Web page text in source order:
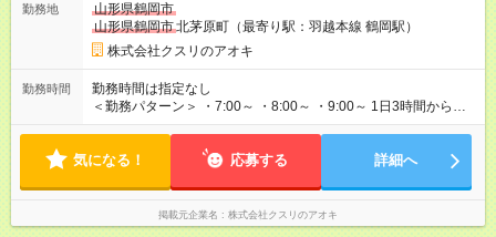
★下記当社条件に対応できる方は時給――― 8:00～17:00＋68円
★当社条件★ 近隣店舗へのヘルプが可能な方 【試用期間】試用
期間なし
勤務地
山形県鶴岡市
山形県鶴岡市北茅原町（最寄り駅：羽越本線 鶴岡駅）
株式会社クスリのアオキ
勤務時間
勤務時間は指定なし
＜勤務パターン＞ ・7:00～ ・8:00～ ・9:00～ 1日3時間からの
勤務OK！ 週3日以上勤務可能な方 ※1日の実働時間が法定労働時
気になる！ 応募する 詳細へ
掲載元企業名 株式会社クスリのアオキ